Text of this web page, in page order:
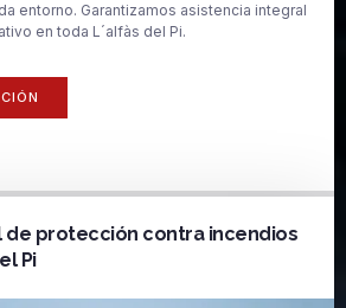
entorno. Garantizamos asistencia integral
en toda L´alfàs del Pi.
de protección contra incendios
Pi